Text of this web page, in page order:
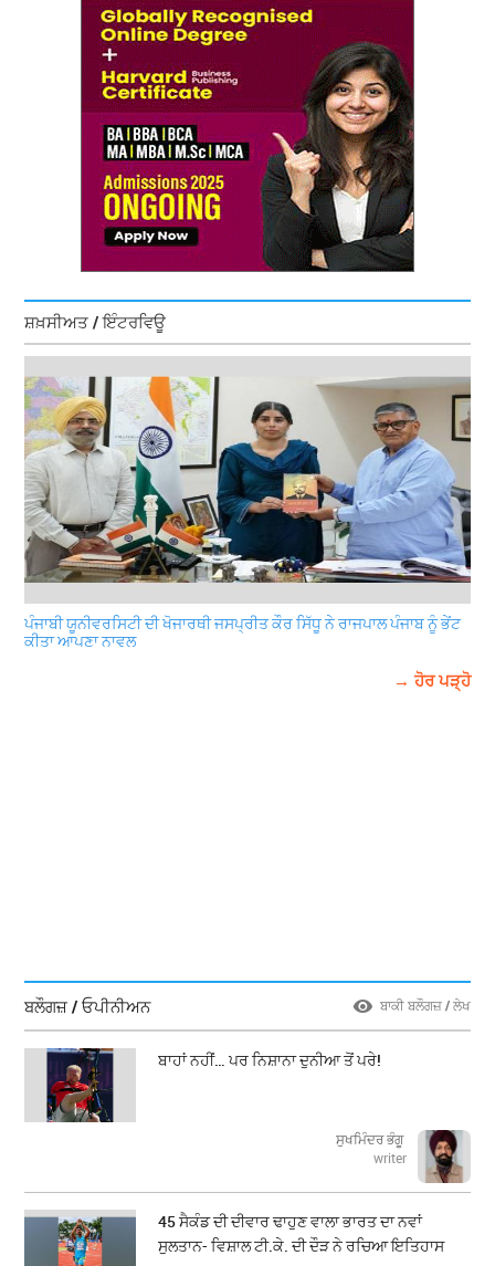
ਸ਼ਖ਼ਸੀਅਤ / ਇੰਟਰਵਿਊ
ਪੰਜਾਬੀ ਯੂਨੀਵਰਸਿਟੀ ਦੀ ਖੋਜਾਰਥੀ ਜਸਪ੍ਰੀਤ ਕੌਰ ਸਿੱਧੂ ਨੇ ਰਾਜਪਾਲ ਪੰਜਾਬ ਨੂੰ ਭੇਂਟ
ਕੀਤਾ ਆਪਣਾ ਨਾਵਲ
→ ਹੋਰ ਪੜ੍ਹੋ
ਬਲੌਗਜ਼ / ਓਪੀਨੀਅਨ ਬਾਕੀ ਬਲੌਗਜ਼ / ਲੇਖ
ਬਾਹਾਂ ਨਹੀਂ… ਪਰ ਨਿਸ਼ਾਨਾ ਦੁਨੀਆ ਤੋਂ ਪਰੇ!
ਸੁਖਮਿੰਦਰ ਭੰਗੂ
writer
45 ਸੈਕੰਡ ਦੀ ਦੀਵਾਰ ਢਾਹੁਣ ਵਾਲਾ ਭਾਰਤ ਦਾ ਨਵਾਂ
ਸੁਲਤਾਨ- ਵਿਸ਼ਾਲ ਟੀ.ਕੇ. ਦੀ ਦੌੜ ਨੇ ਰਚਿਆ ਇਤਿਹਾਸ